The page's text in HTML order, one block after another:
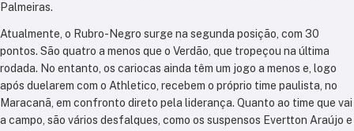
Palmeiras.
Atualmente, o Rubro-Negro surge na segunda posição, com 30
pontos. São quatro a menos que o Verdão, que tropeçou na última
rodada. No entanto, os cariocas ainda têm um jogo a menos e, logo
após duelarem com o Athletico, recebem o próprio time paulista, no
Maracanã, em confronto direto pela liderança. Quanto ao time que vai
a campo, são vários desfalques, como os suspensos Evertton Araújo e